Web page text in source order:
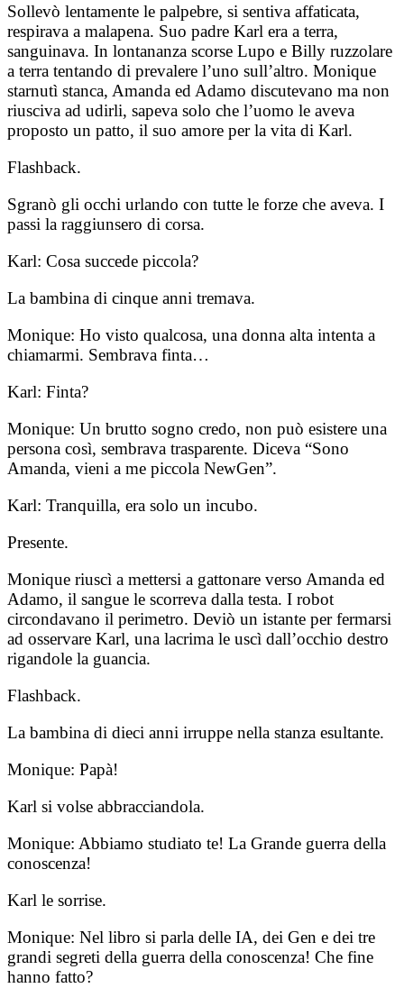
Sollevò lentamente le palpebre, si sentiva affaticata,
respirava a malapena. Suo padre Karl era a terra,
sanguinava. In lontananza scorse Lupo e Billy ruzzolare
a terra tentando di prevalere l’uno sull’altro. Monique
starnutì stanca, Amanda ed Adamo discutevano ma non
riusciva ad udirli, sapeva solo che l’uomo le aveva
proposto un patto, il suo amore per la vita di Karl.
Flashback.
Sgranò gli occhi urlando con tutte le forze che aveva. I
passi la raggiunsero di corsa.
Karl: Cosa succede piccola?
La bambina di cinque anni tremava.
Monique: Ho visto qualcosa, una donna alta intenta a
chiamarmi. Sembrava finta…
Karl: Finta?
Monique: Un brutto sogno credo, non può esistere una
persona così, sembrava trasparente. Diceva “Sono
Amanda, vieni a me piccola NewGen”.
Karl: Tranquilla, era solo un incubo.
Presente.
Monique riuscì a mettersi a gattonare verso Amanda ed
Adamo, il sangue le scorreva dalla testa. I robot
circondavano il perimetro. Deviò un istante per fermarsi
ad osservare Karl, una lacrima le uscì dall’occhio destro
rigandole la guancia.
Flashback.
La bambina di dieci anni irruppe nella stanza esultante.
Monique: Papà!
Karl si volse abbracciandola.
Monique: Abbiamo studiato te! La Grande guerra della
conoscenza!
Karl le sorrise.
Monique: Nel libro si parla delle IA, dei Gen e dei tre
grandi segreti della guerra della conoscenza! Che fine
hanno fatto?